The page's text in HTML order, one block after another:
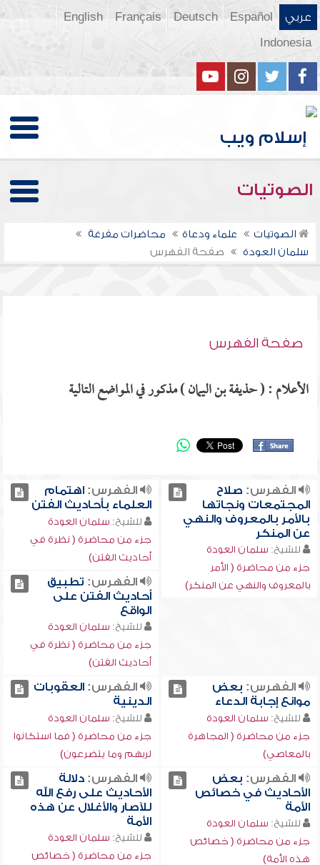
عربي Español
Deutsch
Français
English
Indonesia
الصوتيات
الصوتيات علماء ودعاة
محاضرات مفرغة
سلمان العودة
صفحة الفهرس
صفحة الفهرس
الأعلام : ( حذيفة بن اليمان ) مذكور في المواضع التالية
الفهرس: صلاح
المجتمعات ونجاتها
بالأمر بالمعروف والنهي
عن المنكر
للشيخ: سلمان العودة
جزء من محاضرة ( الأمر
بالمعروف والنهي عن المنكر)
الفهرس:اهتمام
العلماء بأحاديث الفتن
للشيخ: سلمان العودة
جزء من محاضرة ( نظرة في
أحاديث الفتن)
الفهرس: تطبيق
أحاديث الفتن على
الواقع
للشيخ: سلمان العودة
جزء من محاضرة ( نظرة في
أحاديث الفتن)
الفهرس: بعض
موانع إجابة الدعاء
للشيخ: سلمان العودة
جزء من محاضرة ( المجاهرة
بالمعاصي)
الفهرس:العقوبات
الدينية
للشيخ: سلمان العودة
جزء من محاضرة ( فما استكانوا
لربهم وما يتضرعون)
الفهرس: بعض
الأحاديث في خصائص
الأمة
للشيخ: سلمان العودة
جزء من محاضرة ( خصائص
هذه الأمة)
الفهرس:دلالة
الأحاديث على رفع الله
للآصار والأغلال عن هذه
الأمة
للشيخ: سلمان العودة
جزء من محاضرة ( خصائص